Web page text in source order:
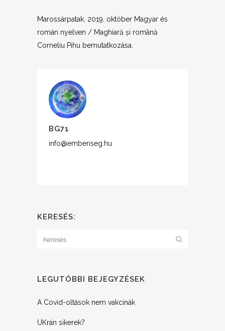
Marossárpatak, 2019. október Magyar és
román nyelven / Maghiară și română
Corneliu Pihu bemutatkozása.
BG71
info@emberiseg.hu
KERESÉS:
LEGUTÓBBI BEJEGYZÉSEK
A Covid-oltások nem vakcinák
UKrán sikerek?